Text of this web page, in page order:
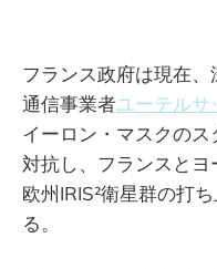
フランス政府は現在
通信事業者ユーテルサ
イーロン・マスクの
対抗し、フランスと
欧州IRIS²衛星群の打
る。